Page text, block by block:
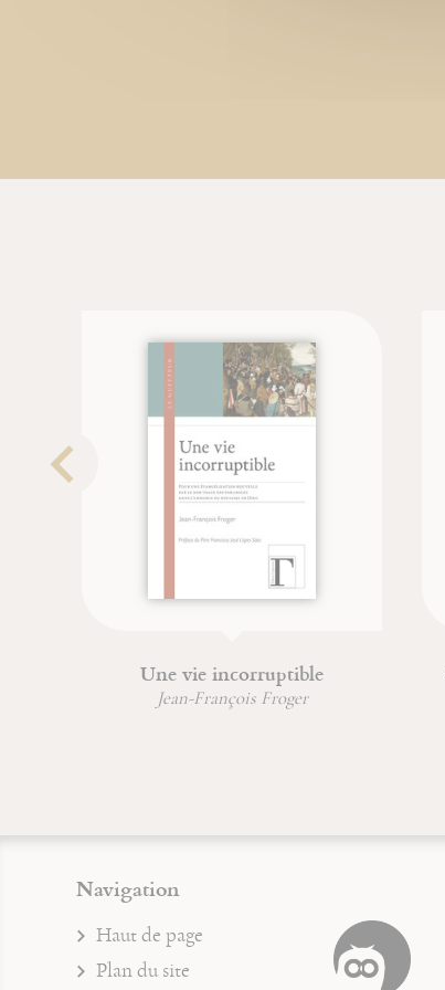
Six chemins pour connaître la
sagesse et l'intelligence
Jean-François Froger
Navigation
Haut de page
Plan du site